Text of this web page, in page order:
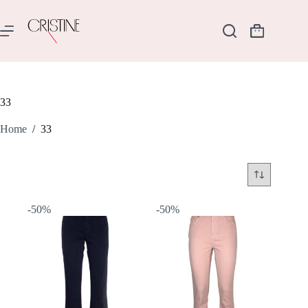
contenuto
Carrello
33
Home / 33
-50% -50%